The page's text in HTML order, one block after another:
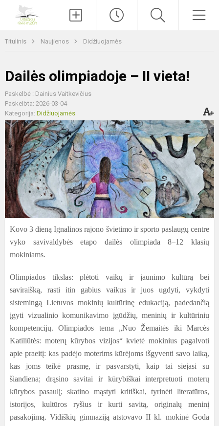
Titulinis Naujienos Didžiuojamės
Dailės olimpiadoje – II vieta!
Paskelbė : Dainius Vaitkevičius
Paskelbta: 2026-03-04
Kategorija: Didžiuojamės
Kovo 3 dieną Ignalinos rajono švietimo ir sporto paslaugų centre
vyko savivaldybės etapo dailės olimpiada 8–12 klasių
mokiniams.
Olimpiados tikslas: plėtoti vaikų ir jaunimo kultūrą bei
saviraišką, rasti itin gabius vaikus ir juos ugdyti, vykdyti
sistemingą Lietuvos mokinių kultūrinę edukaciją, padedančią
įgyti vizualinio komunikavimo įgūdžių, meninių ir kultūrinių
kompetencijų. Olimpiados tema „Nuo Žemaitės iki Marcės
Katiliūtės: moterų kūrybos vizijos“ kvietė mokinius pagalvoti
apie praeitį: kas padėjo moterims kūrėjoms išgyventi savo laiką,
kas joms teikė prasmę, ir pasvarstyti, kaip tai siejasi su
šiandiena; drąsino savitai ir kūrybiškai interpretuoti moterų
kūrybos pasaulį; skatino mąstyti kritiškai, tyrinėti literatūros,
istorijos, kultūros ryšius ir kurti savitą, originalų meninį
pasakojimą. Vidiškių gimnaziją atstovavo II kl. mokinė Goda